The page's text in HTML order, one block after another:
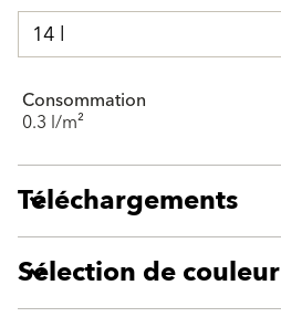
14 l
Consommation
0.3 l/m²
Téléchargements
Sélection de couleur